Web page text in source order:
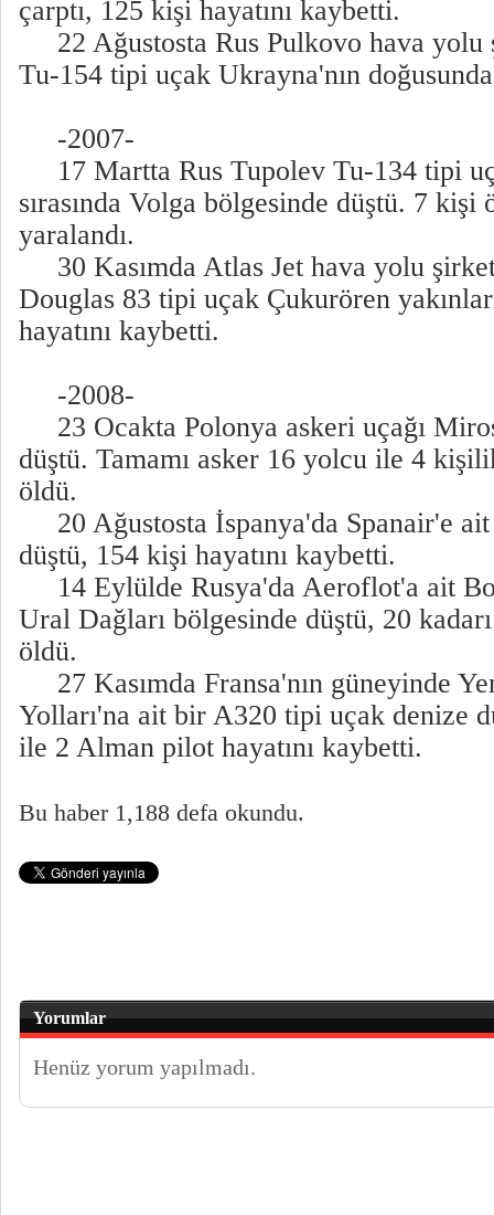
çarptı, 125 kişi hayatını kaybetti.
22 Ağustosta Rus Pulkovo hava yolu
Tu-154 tipi uçak Ukrayna'nın
-2007-
17 Martta Rus Tupolev Tu-134 tipi
sırasında Volga bölgesinde düştü. 7 kişi
yaralandı.
30 Kasımda Atlas Jet hava yolu
Douglas 83 tipi uçak Çukurören
hayatını kaybetti.
-2008-
23 Ocakta Polonya askeri uçağı
düştü. Tamamı asker 16 yolcu ile 4
öldü.
20 Ağustosta İspanya'da Spanair'e
düştü, 154 kişi hayatını kaybetti.
14 Eylülde Rusya'da Aeroflot'a ait
Ural Dağları bölgesinde düştü, 20
öldü.
27 Kasımda Fransa'nın güneyinde
Yolları'na ait bir A320 tipi uçak denize
ile 2 Alman pilot hayatını kaybetti.
Bu haber 1,188 defa okundu.
Yorumlar
Henüz yorum yapılmadı.